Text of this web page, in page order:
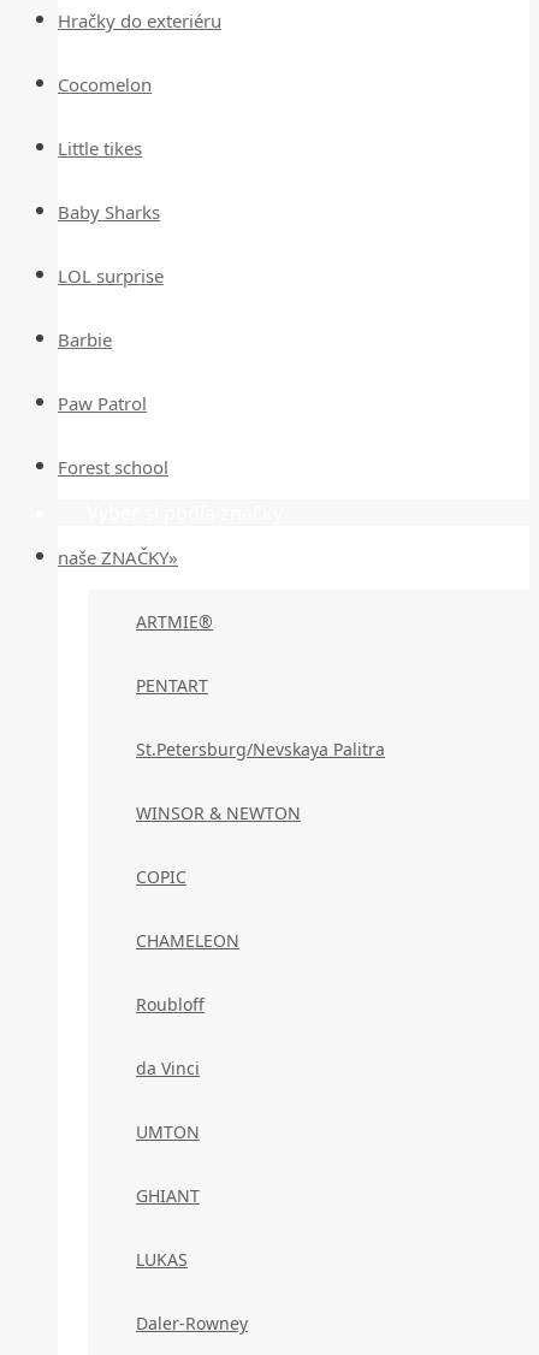
Hračky do exteriéru
Cocomelon
Little tikes
Baby Sharks
LOL surprise
Barbie
Paw Patrol
Forest school
naše ZNAČKY»
ARTMIE®
PENTART
St.Petersburg/Nevskaya Palitra
WINSOR & NEWTON
COPIC
CHAMELEON
Roubloff
da Vinci
UMTON
GHIANT
LUKAS
Daler-Rowney